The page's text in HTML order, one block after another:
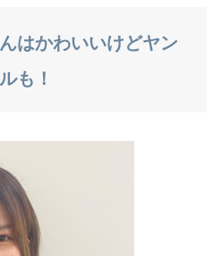
はかわいいけどヤン
も！